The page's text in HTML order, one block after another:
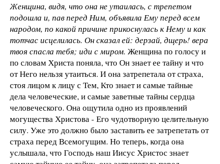
Женщина, видя, что она не утаилась, с трепетом
подошла и, пав перед Ним, объявила Ему перед всем
народом, по какой причине прикоснулась к Нему и как
тотчас исцелилась. Он сказал ей: дерзай, дщерь! вера
твоя спасла тебя; иди с миром. Женщина по голосу и
по словам Христа поняла, что Он знает ее тайну и что
от Него нельзя утаиться. И она затрепетала от страха,
стоя лицом к лицу с Тем, Кто знает и самые тайные
дела человеческие, и самые заветные тайны сердца
человеческого. Она ощутила одно из проявлений
могущества Христова - Его чудотворную целительную
силу. Уже это должно было заставить ее затрепетать от
страха перед Всемогущим. Но теперь, когда она
услышала, что Господь наш Иисус Христос знает